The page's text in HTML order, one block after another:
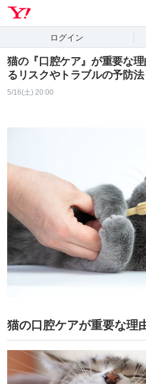
ログイン
猫の『口腔ケア』が重要な
るリスクやトラブルの予防法
5/16(土) 20:00
猫の口腔ケアが重要な理